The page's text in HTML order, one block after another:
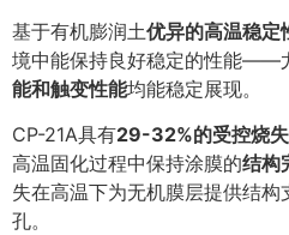
基于有机膨润土优异的高温稳定
境中能保持良好稳定的性能——
能和触变性能均能稳定展现。
CP-21A具有29-32%的受控烧
高温固化过程中保持涂膜的结构
失在高温下为无机膜层提供结
孔。